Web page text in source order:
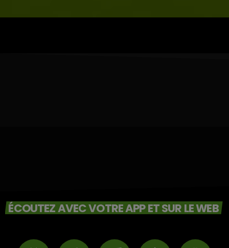
ÉCOUTEZ AVEC VOTRE APP ET SUR LE WEB